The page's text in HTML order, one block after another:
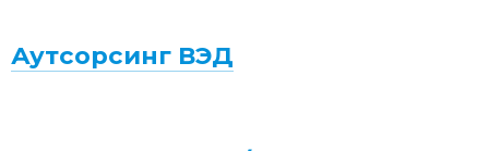
Аутсорсинг ВЭД